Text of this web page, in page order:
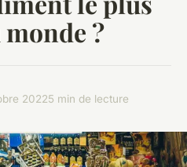
?
20225 min de lecture